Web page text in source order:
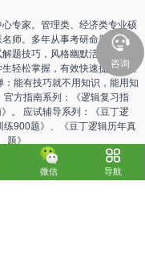
专家。管理类、经济类专业硕
师。多年从事考研命题研究及
题技巧，风格幽默活泼，能把
轻松掌握，有效快速提升学生
：能有技巧就不用知识，能用知
官方指南系列：《逻辑复习指
。 应试辅导系列：《豆丁逻
练900题》、《豆丁逻辑历年真
题》
微信 导航
咨询